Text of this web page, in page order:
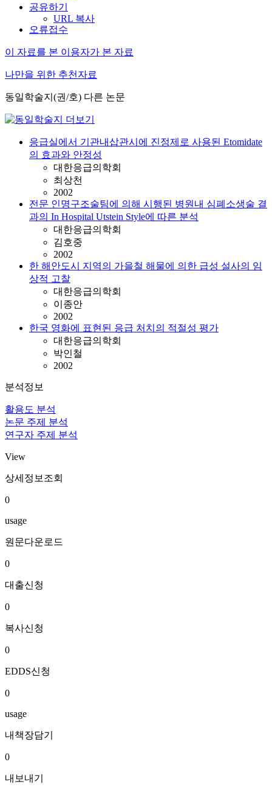
공유하기
URL 복사
오류접수
이 자료를 본 이용자가 본 자료
나만을 위한 추천자료
동일학술지(권/호) 다른 논문
응급실에서 기관내삽관시에 진정제로 사용된 Etomidate
의 효과와 안정성
대한응급의학회
최상천
2002
전문 인명구조술팀에 의해 시행된 병원내 심폐소생술 결
과의 In Hospital Utstein Style에 따른 분석
대한응급의학회
김호중
2002
한 해안도시 지역의 가을철 해물에 의한 급성 설사의 임
상적 고찰
대한응급의학회
이종안
2002
한국 영화에 표현된 응급 처치의 적절성 평가
대한응급의학회
박인철
2002
분석정보
활용도 분석
논문 주제 분석
연구자 주제 분석
View
상세정보조회
0
usage
원문다운로드
0
대출신청
0
복사신청
0
EDDS신청
0
usage
내책장담기
0
내보내기